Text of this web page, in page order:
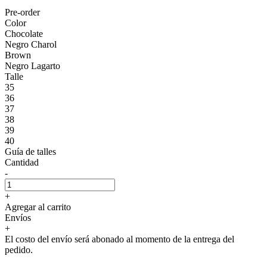
Pre-order
Color
Chocolate
Negro Charol
Brown
Negro Lagarto
Talle
35
36
37
38
39
40
Guía de talles
Cantidad
-
+
Agregar al carrito
Envíos
+
El costo del envío será abonado al momento de la entrega del
pedido.